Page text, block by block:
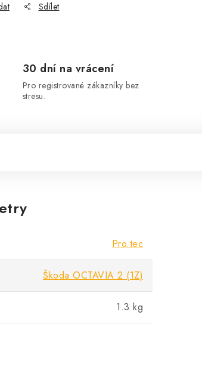
Sdílet
30 dní na vrácení
Pro registrované zákazníky bez
stresu.
Pro.tec
Škoda OCTAVIA 2 (1Z)
1.3 kg